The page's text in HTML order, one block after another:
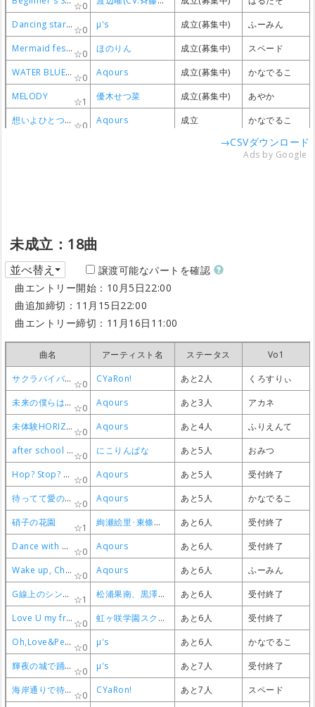
0
Dancing stars on me!
0 μ's 成立(募集中)
ふーみん
Mermaid festa vol.2 〜Passionate〜
0 ほのりん 成立(募集中)
スペード
WATER BLUE NEW WORLD
0 Aqours 成立(募集中)
かなでるこ
MELODY
1 優木せつ菜 成立(募集中)
あやか
想いよひとつになれ
0 Aqours 成立
かなでるこ
成立(募集中)
アカネ
Snow halation (inst ver.)
0
コドクの回廊
0 東條ネルエル (小泉花陽) 成立(募集中)
LOVELESS WORLD
0 μ's
ドキピポ☆エモーション
0 天王寺璃奈
0
soldier game
0 西木野真姫・園田海未・絢瀬絵里 成立(募集中)
かなでるこ
おやすみなさん！
0 国木田花丸 成立(募集中)
かなでるこ
愛してるばんざーい！
0 μ's 成立(募集中)
かなでるこ
Guilty Night,Guilty Kiss
0 Guilty Kiss 成立(募集中) かなでるこ
0
Dancing stars on me!
0 μ's 成立(募集中)
ふーみん
Mermaid festa vol.2 〜Passionate〜
0 ほのりん 成立(募集中)
スペード
WATER BLUE NEW WORLD
0 Aqours 成立(募集中)
かなでるこ
MELODY
1 優木せつ菜 成立(募集中)
あやか
想いよひとつになれ
0 Aqours 成立
かなでるこ
成立(募集中)
アカネ
Snow halation (inst ver.)
0
コドクの回廊
0 東條ネルエル (小泉花陽) 成立(募集中)
LOVELESS WORLD
0 μ's
ドキピポ☆エモーション
0 天王寺璃奈
0
soldier game
0 西木野真姫・園田海未・絢瀬絵里 成立(募集中)
かなでるこ
おやすみなさん！
0 国木田花丸 成立(募集中)
かなでるこ
愛してるばんざーい！
0 μ's 成立(募集中)
かなでるこ
Guilty Night,Guilty Kiss
0 Guilty Kiss 成立(募集中) かなでるこ
0
Dancing stars on me!
0 μ's 成立(募集中)
ふーみん
Mermaid festa vol.2 〜Passionate〜
0 ほのりん 成立(募集中)
スペード
WATER BLUE NEW WORLD
0 Aqours 成立(募集中)
かなでるこ
MELODY
1 優木せつ菜 成立(募集中)
あやか
想いよひとつになれ
0 Aqours 成立
かなでるこ
成立(募集中)
アカネ
Snow halation (inst ver.)
0
コドクの回廊
0 東條ネルエル (小泉花陽) 成立(募集中)
LOVELESS WORLD
0 μ's
ドキピポ☆エモーション
0 天王寺璃奈
0
soldier game
0 西木野真姫・園田海未・絢瀬絵里 成立(募集中)
かなでるこ
おやすみなさん！
0 国木田花丸 成立(募集中)
かなでるこ
愛してるばんざーい！
0 μ's 成立(募集中)
かなでるこ
Guilty Night,Guilty Kiss
0 Guilty Kiss 成立(募集中) かなでるこ
0
Dancing stars on me!
0 μ's 成立(募集中)
ふーみん
Mermaid festa vol.2 〜Passionate〜
0 ほのりん 成立(募集中)
スペード
WATER BLUE NEW WORLD
0 Aqours 成立(募集中)
かなでるこ
MELODY
1 優木せつ菜 成立(募集中)
あやか
想いよひとつになれ
0 Aqours 成立
かなでるこ
成立(募集中)
アカネ
Snow halation (inst ver.)
0
コドクの回廊
0 東條ネルエル (小泉花陽) 成立(募集中)
LOVELESS WORLD
0 μ's
ドキピポ☆エモーション
0 天王寺璃奈
0
soldier game
0 西木野真姫・園田海未・絢瀬絵里 成立(募集中)
かなでるこ
おやすみなさん！
0 国木田花丸 成立(募集中)
かなでるこ
愛してるばんざーい！
0 μ's 成立(募集中)
かなでるこ
Guilty Night,Guilty Kiss
0 Guilty Kiss 成立(募集中) かなでるこ
→CSVダウンロード
Ads by Google
未成立：18曲
並べ替え
譲渡可能なパートを確認
曲エントリー開始：10月5日22:00
曲追加締切：11月15日22:00
曲エントリー締切：11月16日11:00
曲名 アーティスト名 ステータス
Vo1
サクラバイバイ
0 CYaRon! あと2人
くろすりぃ
未来の僕らは知ってるよ
0 Aqours あと3人
アカネ
未体験HORIZON
0 Aqours あと4人
ふりえんて
after school NAVIGATORS（-4）
0 にこりんぱな あと5人
おみつ
Hop? Stop? Nonstop!
0 Aqours あと5人
受付終了
待ってて愛のうた
0 Aqours あと5人
かなでるこ
硝子の花園
1 絢瀬絵里･東條希デュオ あと6人
受付終了
Dance with Minotaurus
0 Aqours あと6人
受付終了
Wake up, Challenger!!
0 Aqours あと6人
ふーみん
G線上のシンデレラ
1 松浦果南、黒澤ダイヤ、小原鞠莉 あと6人
受付終了
Love U my friends
0 虹ヶ咲学園スクールアイドル同好会 あと6人
受付終了
Oh,Love&Peace
0 μ's あと6人
かなでるこ
輝夜の城で踊りたい
0 μ's あと7人
受付終了
海岸通りで待ってるよ
0 CYaRon! あと7人
スペード
曲名 アーティスト名 ステータス
Vo1
サクラバイバイ
0 CYaRon! あと2人
くろすりぃ
未来の僕らは知ってるよ
0 Aqours あと3人
アカネ
未体験HORIZON
0 Aqours あと4人
ふりえんて
after school NAVIGATORS（-4）
0 にこりんぱな あと5人
おみつ
Hop? Stop? Nonstop!
0 Aqours あと5人
受付終了
待ってて愛のうた
0 Aqours あと5人
かなでるこ
硝子の花園
1 絢瀬絵里･東條希デュオ あと6人
受付終了
Dance with Minotaurus
0 Aqours あと6人
受付終了
Wake up, Challenger!!
0 Aqours あと6人
ふーみん
G線上のシンデレラ
1 松浦果南、黒澤ダイヤ、小原鞠莉 あと6人
受付終了
Love U my friends
0 虹ヶ咲学園スクールアイドル同好会 あと6人
受付終了
Oh,Love&Peace
0 μ's あと6人
かなでるこ
輝夜の城で踊りたい
0 μ's あと7人
受付終了
海岸通りで待ってるよ
0 CYaRon! あと7人
スペード
曲名 アーティスト名 ステータス
Vo1
サクラバイバイ
0 CYaRon! あと2人
くろすりぃ
未来の僕らは知ってるよ
0 Aqours あと3人
アカネ
未体験HORIZON
0 Aqours あと4人
ふりえんて
after school NAVIGATORS（-4）
0 にこりんぱな あと5人
おみつ
Hop? Stop? Nonstop!
0 Aqours あと5人
受付終了
待ってて愛のうた
0 Aqours あと5人
かなでるこ
硝子の花園
1 絢瀬絵里･東條希デュオ あと6人
受付終了
Dance with Minotaurus
0 Aqours あと6人
受付終了
Wake up, Challenger!!
0 Aqours あと6人
ふーみん
G線上のシンデレラ
1 松浦果南、黒澤ダイヤ、小原鞠莉 あと6人
受付終了
Love U my friends
0 虹ヶ咲学園スクールアイドル同好会 あと6人
受付終了
Oh,Love&Peace
0 μ's あと6人
かなでるこ
輝夜の城で踊りたい
0 μ's あと7人
受付終了
海岸通りで待ってるよ
0 CYaRon! あと7人
スペード
曲名 アーティスト名 ステータス
Vo1
サクラバイバイ
0 CYaRon! あと2人
くろすりぃ
未来の僕らは知ってるよ
0 Aqours あと3人
アカネ
未体験HORIZON
0 Aqours あと4人
ふりえんて
after school NAVIGATORS（-4）
0 にこりんぱな あと5人
おみつ
Hop? Stop? Nonstop!
0 Aqours あと5人
受付終了
待ってて愛のうた
0 Aqours あと5人
かなでるこ
硝子の花園
1 絢瀬絵里･東條希デュオ あと6人
受付終了
Dance with Minotaurus
0 Aqours あと6人
受付終了
Wake up, Challenger!!
0 Aqours あと6人
ふーみん
G線上のシンデレラ
1 松浦果南、黒澤ダイヤ、小原鞠莉 あと6人
受付終了
Love U my friends
0 虹ヶ咲学園スクールアイドル同好会 あと6人
受付終了
Oh,Love&Peace
0 μ's あと6人
かなでるこ
輝夜の城で踊りたい
0 μ's あと7人
受付終了
海岸通りで待ってるよ
0 CYaRon! あと7人
スペード